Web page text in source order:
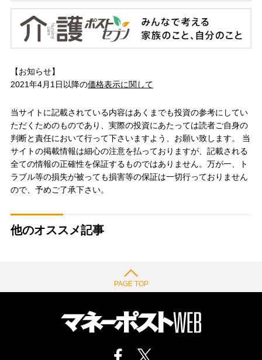
【お知らせ】
2021年4月1日以降の価格表示に関して
当サイトに記載されている内容はあくまでも投資の参考にしてい
ただくためのものであり、実際の投資にあたっては読者ご自身の
判断と責任において行って下さいますよう、お願い致します。 当
サイトの掲載情報は細心の注意を払っておりますが、記載される
全ての情報の正確性を保証するものではありません。万が一、ト
ラブル等の損失が被っても損害等の保証は一切行っておりません
ので、予めご了承下さい。
他のオススメ記事
PAGE TOP